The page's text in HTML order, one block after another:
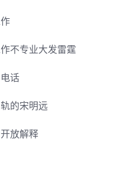
不专业大发雷霆
话
的宋明远
放解释